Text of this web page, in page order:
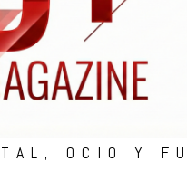
OCIO Y